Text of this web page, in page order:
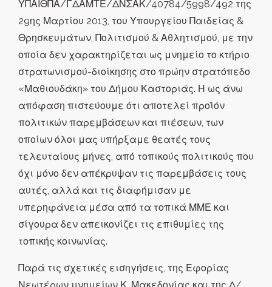
ΥΠΑΙΘΠΑ/ΓΔΑΜΤΕ/ΔΝΣΑΚ/40784/5998/492 της
29ης Μαρτίου 2013, του Υπουργείου Παιδείας &
Θρησκευμάτων, Πολιτισμού & Αθλητισμού, με την
οποία δεν χαρακτηρίζεται ως μνημείο το κτήριο
στρατωνισμού-διοίκησης στο πρώην στρατόπεδο
«Μαθιουδάκη» του Δήμου Καστοριάς. Η ως άνω
απόφαση πιστεύουμε ότι αποτελεί προϊόν
πολιτικών παρεμβάσεων και πιέσεων, των
οποίων όλοι μας υπήρξαμε θεατές τους
τελευταίους μήνες, από τοπικούς πολιτικούς που
όχι μόνο δεν απέκρυψαν τις παρεμβάσεις τους
αυτές, αλλά και τις διαφήμισαν με
υπερηφάνεια μέσα από τα τοπικά ΜΜΕ και
σίγουρα δεν απεικονίζει τις επιθυμίες της
τοπικής κοινωνίας.
Παρά τις σχετικές εισηγήσεις, της Εφορίας